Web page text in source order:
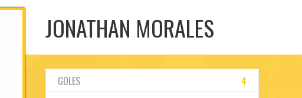
JONATHAN MORALES
GOLES
4